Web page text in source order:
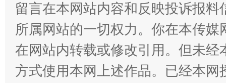
站台名比不上好声名
留言在本网站内容和反映投诉报
所属网站的一切权力。你在本传
在网站内转载或修改引用。但未
方式使用本网上述作品。已经本